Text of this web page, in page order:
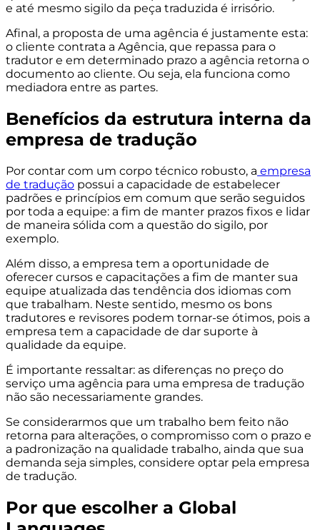
e até mesmo sigilo da peça traduzida é irrisório.
Afinal, a proposta de uma agência é justamente esta:
o cliente contrata a Agência, que repassa para o
tradutor e em determinado prazo a agência retorna o
documento ao cliente. Ou seja, ela funciona como
mediadora entre as partes.
Benefícios da estrutura interna da
empresa de tradução
Por contar com um corpo técnico robusto, a empresa
de tradução possui a capacidade de estabelecer
padrões e princípios em comum que serão seguidos
por toda a equipe: a fim de manter prazos fixos e lidar
de maneira sólida com a questão do sigilo, por
exemplo.
Além disso, a empresa tem a oportunidade de
oferecer cursos e capacitações a fim de manter sua
equipe atualizada das tendência dos idiomas com
que trabalham. Neste sentido, mesmo os bons
tradutores e revisores podem tornar-se ótimos, pois a
empresa tem a capacidade de dar suporte à
qualidade da equipe.
É importante ressaltar: as diferenças no preço do
serviço uma agência para uma empresa de tradução
não são necessariamente grandes.
Se considerarmos que um trabalho bem feito não
retorna para alterações, o compromisso com o prazo e
a padronização na qualidade trabalho, ainda que sua
demanda seja simples, considere optar pela empresa
de tradução.
Por que escolher a Global